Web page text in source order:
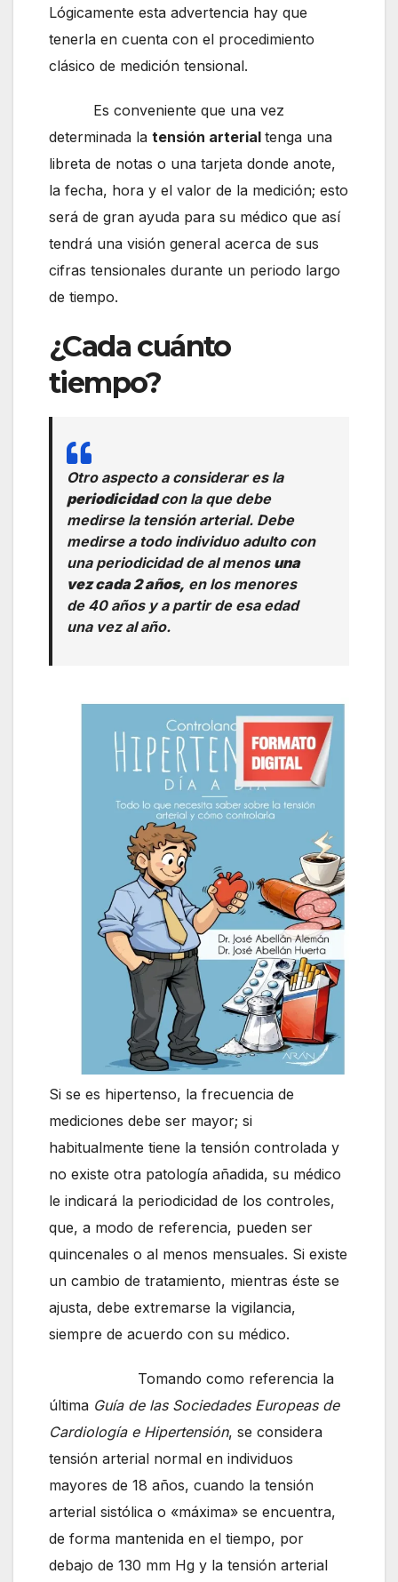
Lógicamente esta advertencia hay que
tenerla en cuenta con el procedimiento
clásico de medición tensional.
Es conveniente que una vez
determinada la tensión arterial tenga una
libreta de notas o una tarjeta donde anote,
la fecha, hora y el valor de la medición; esto
será de gran ayuda para su médico que así
tendrá una visión general acerca de sus
cifras tensionales durante un periodo largo
de tiempo.
¿Cada cuánto
tiempo?
Otro aspecto a considerar es la
periodicidadcon la que debe
medirse la tensión arterial. Debe
medirse a todo individuo adulto con
una periodicidad de al menos una
vez cada 2 años, en los menores
de 40 años y a partir de esa edad
una vez al año.
Si se es hipertenso, la frecuencia de
mediciones debe ser mayor; si
habitualmente tiene la tensión controlada y
no existe otra patología añadida, su médico
le indicará la periodicidad de los controles,
que, a modo de referencia, pueden ser
quincenales o al menos mensuales. Si existe
un cambio de tratamiento, mientras éste se
ajusta, debe extremarse la vigilancia,
siempre de acuerdo con su médico.
Tomando como referencia la
última Guía de las Sociedades Europeas de
Cardiología e Hipertensión, se considera
tensión arterial normal en individuos
mayores de 18 años, cuando la tensión
arterial sistólica o «máxima» se encuentra,
de forma mantenida en el tiempo, por
debajo de 130 mm Hg y la tensión arterial